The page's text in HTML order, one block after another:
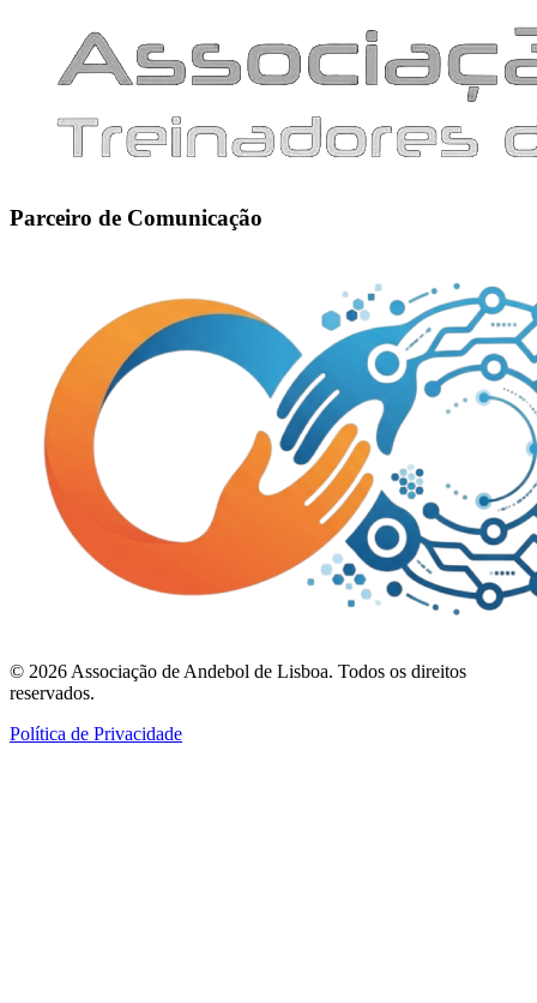
Parceiro de Comunicação
© 2026 Associação de Andebol de Lisboa. Todos os direitos
reservados.
Política de Privacidade